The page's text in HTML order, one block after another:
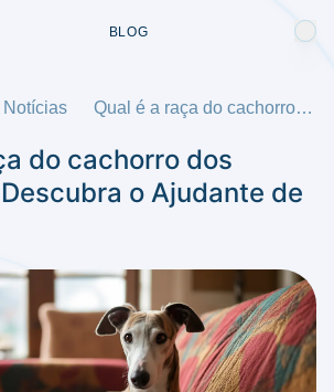
BLOG
Notícias Qual é a raça do cachorro dos Simpsons? Descubra o Ajudante de Papai Noel
do cachorro dos
o Ajudante de